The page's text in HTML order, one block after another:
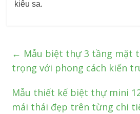
kiêu sa.
← Mẫu biệt thự 3 tầng mặt
trọng với phong cách kiến
Mẫu thiết kế biệt thự mini
mái thái đẹp trên từng chi